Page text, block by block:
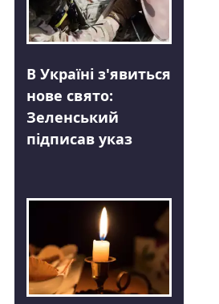
В Україні з'явиться
нове свято:
Зеленський
підписав указ